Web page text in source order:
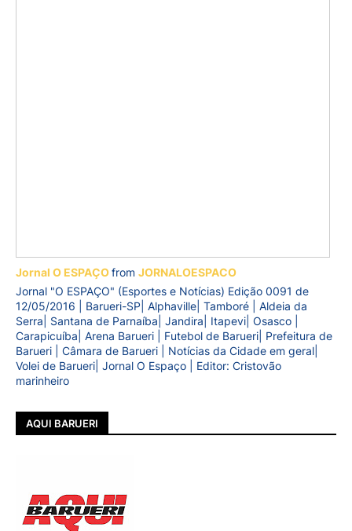
Jornal O ESPAÇOfrom JORNALOESPACO
Jornal "O ESPAÇO" (Esportes e Notícias) Edição 0091 de
12/05/2016 | Barueri-SP| Alphaville| Tamboré | Aldeia da
Serra| Santana de Parnaíba| Jandira| Itapevi| Osasco |
Carapicuíba| Arena Barueri | Futebol de Barueri| Prefeitura de
Barueri | Câmara de Barueri | Notícias da Cidade em geral|
Volei de Barueri| Jornal O Espaço | Editor: Cristovão
marinheiro
AQUI BARUERI